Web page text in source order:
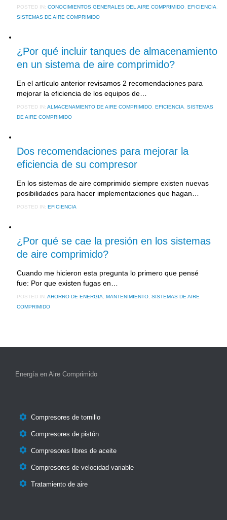
POSTED IN:CONOCIMIENTOS GENERALES DEL AIRE COMPRIMIDO ,EFICIENCIA
SISTEMAS DE AIRE COMPRIMIDO
¿Por qué incluir tanques de almacenamiento
en un sistema de aire comprimido?
En el artículo anterior revisamos 2 recomendaciones para
mejorar la eficiencia de los equipos de…
POSTED IN:ALMACENAMIENTO DE AIRE COMPRIMIDO ,EFICIENCIA ,SISTEMAS
DE AIRE COMPRIMIDO
Dos recomendaciones para mejorar la
eficiencia de su compresor
En los sistemas de aire comprimido siempre existen nuevas
posibilidades para hacer implementaciones que hagan…
POSTED IN:EFICIENCIA
¿Por qué se cae la presión en los sistemas
de aire comprimido?
Cuando me hicieron esta pregunta lo primero que pensé
fue: Por que existen fugas en…
POSTED IN:AHORRO DE ENERGIA ,MANTENIMIENTO ,SISTEMAS DE AIRE
COMPRIMIDO
Energía en Aire Comprimido
 Compresores de tornillo
 Compresores de pistón
 Compresores libres de aceite
 Compresores de velocidad variable
 Tratamiento de aire